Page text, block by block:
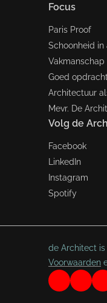
Focus
Paris Proof
Schoonheid
Vakmanschap
Goed
Architectuur
Mevr. De
Volg de
Facebook
LinkedIn
Instagram
Spotify
de Architect
Voorwaarden